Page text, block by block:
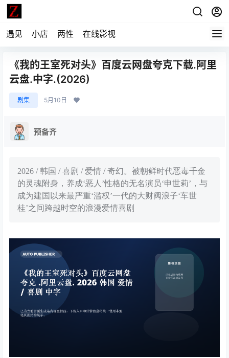
遇见 小店 两性 在线影视
《我的王室死对头》百度云网盘夸克下载.阿里
云盘.中字.(2026)
剧集 5月10日
预备齐
2026 / 韩国 / 喜剧 / 爱情 / 奇幻。被朝鲜时代恶毒千金
的灵魂附身，养成‘恶人’性格的无名演员‘申世莉’，与
成为建国以来最严重‘滥权’一代的大财阀浪子‘车世
桂’之间跨越时空的浪漫爱情喜剧